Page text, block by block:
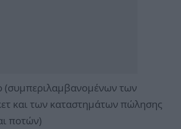
(συμπεριλαμβανομένων των
και των καταστημάτων πώλησης
ποτών)